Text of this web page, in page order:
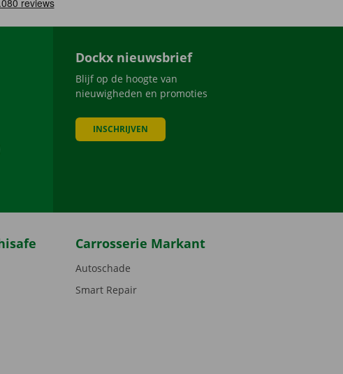
YouTube
Dockx nieuwsbrief
Blijf op de hoogte van
nieuwigheden en promoties
INSCHRIJVEN
Carrosserie Markant
Autoschade
Smart Repair